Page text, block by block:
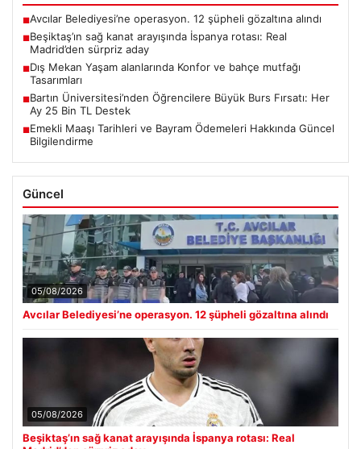
■Avcılar Belediyesi’ne operasyon. 12 şüpheli gözaltına alındı
■Beşiktaş’ın sağ kanat arayışında İspanya rotası: Real
Madrid’den sürpriz aday
■Dış Mekan Yaşam alanlarında Konfor ve bahçe mutfağı
Tasarımları
■Bartın Üniversitesi’nden Öğrencilere Büyük Burs Fırsatı: Her
Ay 25 Bin TL Destek
■Emekli Maaşı Tarihleri ve Bayram Ödemeleri Hakkında Güncel
Bilgilendirme
Güncel
05/08/2026
Avcılar Belediyesi’ne operasyon. 12 şüpheli gözaltına alındı
05/08/2026
Beşiktaş’ın sağ kanat arayışında İspanya rotası: Real